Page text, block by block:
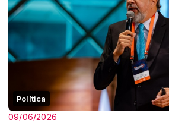
Política
09/06/2026